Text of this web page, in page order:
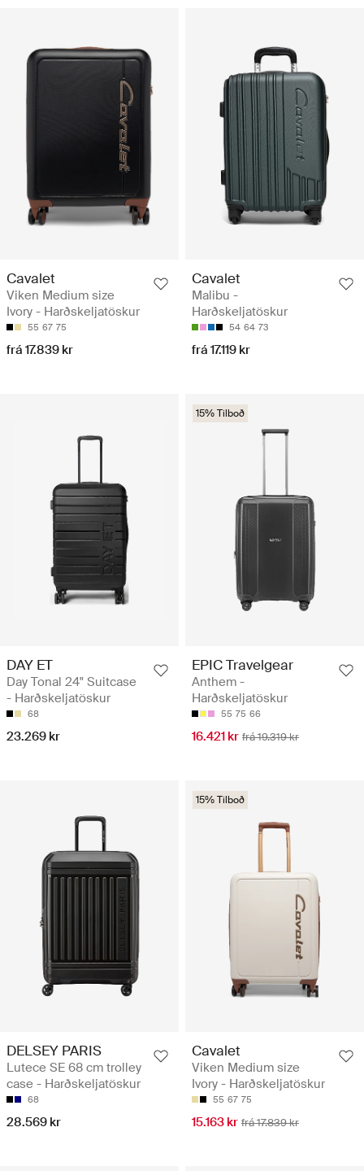
Cavalet
Viken Medium size
Ivory - Harðskeljatöskur
55 67 75
frá 17.839 kr
Cavalet
Malibu -
Harðskeljatöskur
54 64 73
frá 17.119 kr
DAY ET
Day Tonal 24" Suitcase
- Harðskeljatöskur
68
23.269 kr
15% Tilboð
EPIC Travelgear
Anthem -
Harðskeljatöskur
55 75 66
16.421 kr frá 19.319 kr
DELSEY PARIS
Lutece SE 68 cm trolley
case - Harðskeljatöskur
68
28.569 kr
15% Tilboð
Cavalet
Viken Medium size
Ivory - Harðskeljatöskur
55 67 75
15.163 kr frá 17.839 kr